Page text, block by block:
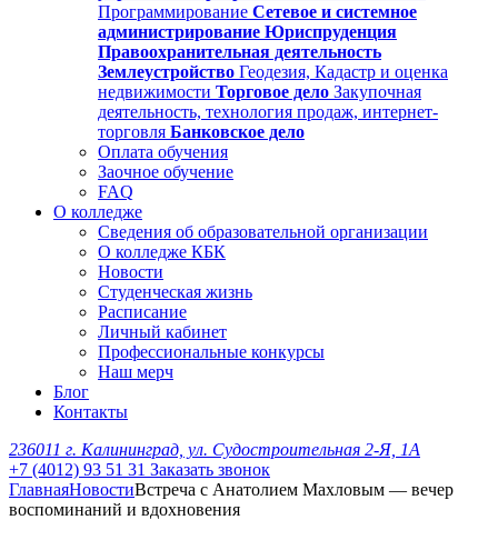
Программирование Сетевое и системное
администрирование Юриспруденция
Правоохранительная деятельность
Землеустройство Геодезия, Кадастр и оценка
недвижимости Торговое дело Закупочная
деятельность, технология продаж, интернет-
торговля Банковское дело
Оплата обучения
Заочное обучение
FAQ
О колледже
Сведения об образовательной организации
О колледже КБК
Новости
Студенческая жизнь
Расписание
Личный кабинет
Профессиональные конкурсы
Наш мерч
Блог
Контакты
236011 г. Калининград, ул. Судостроительная 2-Я, 1А
+7 (4012) 93 51 31 Заказать звонок
ГлавнаяНовостиВстреча с Анатолием Махловым — вечер
воспоминаний и вдохновения